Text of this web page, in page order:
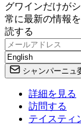
グワインだけが
常に最新の情報
読する
シャンパーニュ
詳細を見る
訪問する
テイスティ